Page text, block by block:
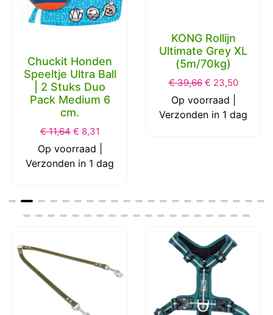
Chuckit Honden
Speeltje Ultra Ball
Pack Medium 6
cm.
€11,64 €8,31
Verzonden in 1 dag
KONG Rollijn
Ultimate Grey XL
(5m/70kg)
€ 39,66 € 23,50